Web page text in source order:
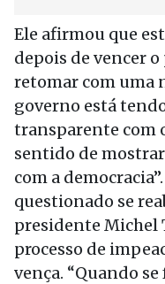
Ele afirmou que
depois de vencer
retomar com uma
governo está
transparente com
sentido de
com a
questionado se
presidente Michel
processo de
vença. “Quando